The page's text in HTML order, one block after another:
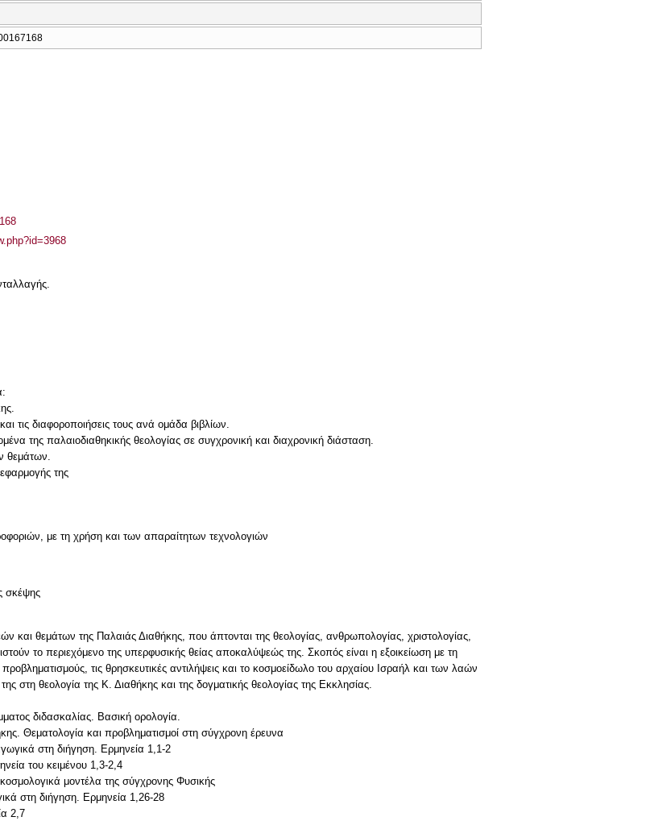
τις διαφοροποιήσεις τους ανά ομάδα βιβλίων.
της παλαιοδιαθηκικής θεολογίας σε συγχρονική και διαχρονική διάσταση.
θεμάτων.
της
με τη χρήση και των απαραίτητων τεχνολογιών
σκέψης
και θεμάτων της Παλαιάς Διαθήκης, που άπτονται της θεολογίας, ανθρωπολογίας, χριστολογίας,
το περιεχόμενο της υπερφυσικής θείας αποκαλύψεώς της. Σκοπός είναι η εξοικείωση με τη
τις θρησκευτικές αντιλήψεις και το κοσμοείδωλο του αρχαίου Ισραήλ και των λαών
στη θεολογία της Κ. Διαθήκης και της δογματικής θεολογίας της Εκκλησίας.
διδασκαλίας. Βασική ορολογία.
Θεματολογία και προβληματισμοί στη σύγχρονη έρευνα
στη διήγηση. Ερμηνεία 1,1-2
του κειμένου 1,3-2,4
μοντέλα της σύγχρονης Φυσικής
στη διήγηση. Ερμηνεία 1,26-28
2,7